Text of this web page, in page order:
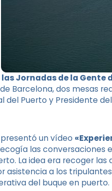
Jornadas de la Gente
Barcelona, ​​dos mesas
del Puerto y Presidente
un vídeo
las
La idea era recoger
asistencia a los
del buque en puerto.